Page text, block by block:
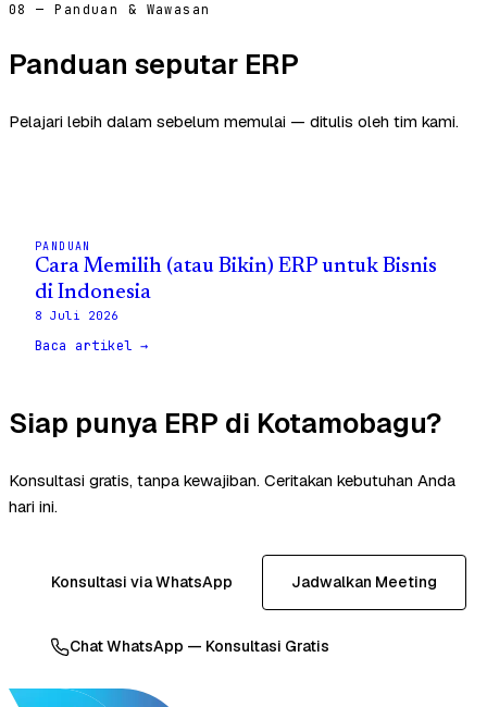
08 — Panduan & Wawasan
Panduan seputar ERP
Pelajari lebih dalam sebelum memulai — ditulis oleh tim kami.
PANDUAN
Cara Memilih (atau Bikin) ERP untuk Bisnis
di Indonesia
8 Juli 2026
Baca artikel →
Siap punya ERP di Kotamobagu?
Konsultasi gratis, tanpa kewajiban. Ceritakan kebutuhan Anda
hari ini.
Konsultasi via WhatsApp Jadwalkan Meeting
Chat WhatsApp — Konsultasi Gratis